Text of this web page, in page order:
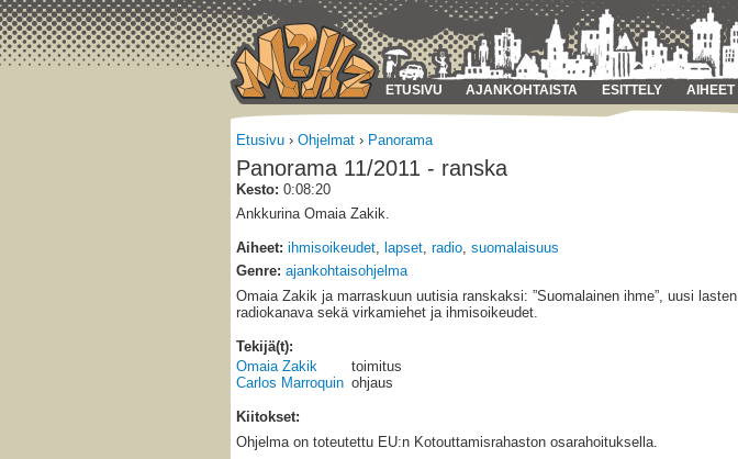
ETUSIVU AJANKOHTAISTA ESITTELY AIHEET
Etusivu › Ohjelmat › Panorama
Panorama 11/2011 - ranska
Kesto: 0:08:20
Ankkurina Omaia Zakik.
Aiheet: ihmisoikeudet lapset radio suomalaisuus
Genre: ajankohtaisohjelma
Omaia Zakik ja marraskuun uutisia ranskaksi: ”Suomalainen ihme”, uusi lasten
radiokanava sekä virkamiehet ja ihmisoikeudet.
Tekijä(t):
Omaia Zakik
Carlos Marroquin
toimitus
ohjaus
Kiitokset:
Ohjelma on toteutettu EU:n Kotouttamisrahaston osarahoituksella.